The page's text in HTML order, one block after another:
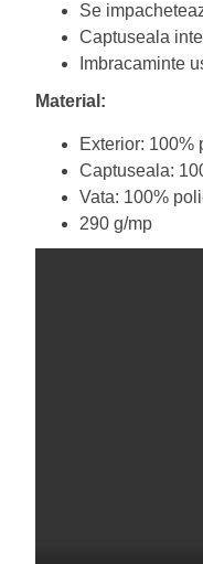
Se
Captuseala
Imbracaminte
Material:
Exterior: 100%
Captuseala:
Vata: 100%
290 g/mp